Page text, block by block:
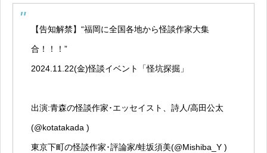
【告知解禁】“福岡に全国各地から怪談作家大集
合！！！”
2024.11.22(金)怪談イベント「怪坑探掘」
出演:青森の怪談作家･エッセイスト、詩人/高田公太
(@kotatakada )
東京下町の怪談作家･評論家/蛙坂須美(@Mishiba_Y )